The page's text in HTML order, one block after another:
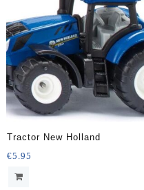
Tractor New Holland
€5.95